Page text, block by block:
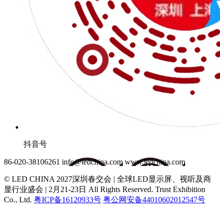
抖音号
86-020-38106261 info@ledchina.com www.ledchina.com
© LED CHINA 2027深圳春交会 | 全球LED显示屏、视听及商
显行业盛会 | 2月21-23日 All Rights Reserved. Trust Exhibition
Co., Ltd. 粤ICP备16120933号 粤公网安备44010602012547号